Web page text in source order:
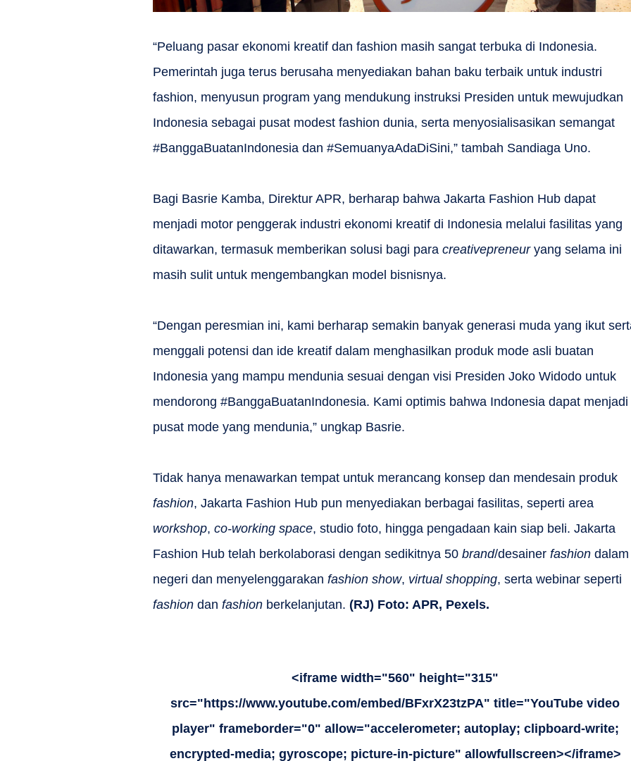
“Peluang pasar ekonomi kreatif dan fashion masih sangat terbuka di Indonesia.
Pemerintah juga terus berusaha menyediakan bahan baku terbaik untuk industri
fashion, menyusun program yang mendukung instruksi Presiden untuk mewujudkan
Indonesia sebagai pusat modest fashion dunia, serta menyosialisasikan semangat
#BanggaBuatanIndonesia dan #SemuanyaAdaDiSini,” tambah Sandiaga Uno.
Bagi Basrie Kamba, Direktur APR, berharap bahwa Jakarta Fashion Hub dapat
menjadi motor penggerak industri ekonomi kreatif di Indonesia melalui fasilitas yang
ditawarkan, termasuk memberikan solusi bagi para creativepreneuryang selama ini
masih sulit untuk mengembangkan model bisnisnya.
“Dengan peresmian ini, kami berharap semakin banyak generasi muda yang ikut
menggali potensi dan ide kreatif dalam menghasilkan produk mode asli buatan
Indonesia yang mampu mendunia sesuai dengan visi Presiden Joko Widodo untuk
mendorong #BanggaBuatanIndonesia. Kami optimis bahwa Indonesia dapat menjadi
pusat mode yang mendunia,” ungkap Basrie.
Tidak hanya menawarkan tempat untuk merancang konsep dan mendesain produk
fashion, Jakarta Fashion Hub pun menyediakan berbagai fasilitas, seperti area
workshop, co-working space, studio foto, hingga pengadaan kain siap beli. Jakarta
Fashion Hub telah berkolaborasi dengan sedikitnya 50 brand/desainer fashion dalam
negeri dan menyelenggarakan fashion show, virtual shopping, serta webinar seperti
fashion dan fashion berkelanjutan. (RJ) Foto: APR, Pexels.
<iframe width="560" height="315"
src="https://www.youtube.com/embed/BFxrX23tzPA" title="YouTube video
player" frameborder="0" allow="accelerometer; autoplay; clipboard-write;
encrypted-media; gyroscope; picture-in-picture" allowfullscreen></iframe>